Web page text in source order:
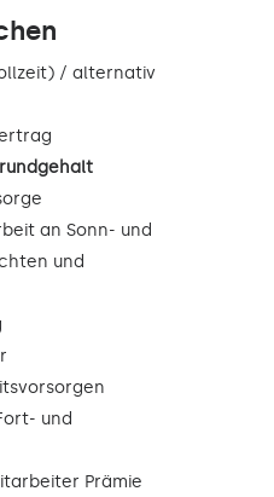
/ alternativ
an Sonn- und
und
und
Prämie